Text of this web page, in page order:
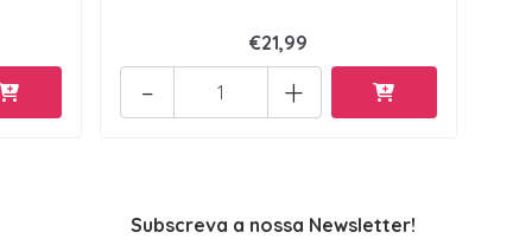
€21,99
+
-
Subscreva a nossa Newsletter!